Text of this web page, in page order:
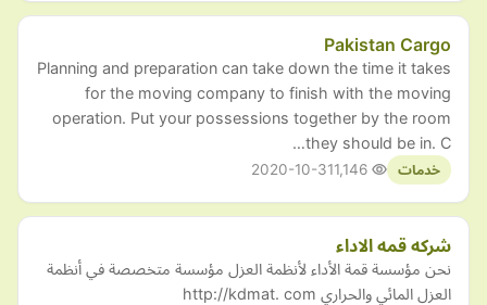
Pakistan Cargo
Planning and preparation can take down the time it takes
for the moving company to finish with the moving
operation. Put your possessions together by the room
they should be in. C…
خدمات 2020-10-31
شركه قمه الاداء
نحن مؤسسة قمة الأداء لأنظمة العزل مؤسسة متخصصة في أنظمة
العزل المائي والحراري http://kdmat. com